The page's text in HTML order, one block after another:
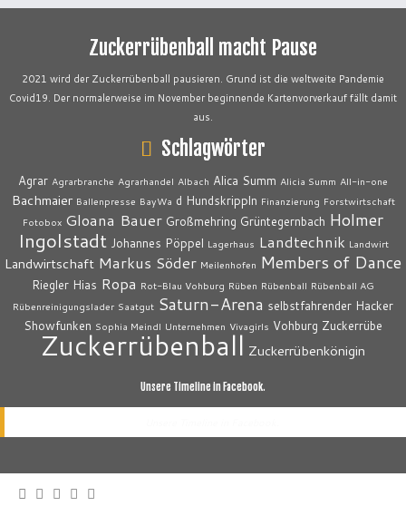
Zuckerrübenball macht Pause
2021 wird der Zuckerrübenball pausieren. Grund ist die weltweite Pandemie
Covid19. Der normalerweise im November beginnende Kartenvorverkauf fällt damit
aus.
Schlagwörter
Agrar Agrarbranche Agrarhandel Albach Alica Summ Alicia Summ All-in-one
Bachmaier Ballenpresse BayWa d Hundskrippln Finanzierung Forstwirtschaft
Fotobox Gloana Bauer Großmehring Grüntegernbach Holmer
Ingolstadt Johannes Pöppel Lagerhaus Landtechnik Landwirt
Landwirtschaft Markus Söder Meilenhofen Members of Dance
Riegler Hias Ropa Rot-Blau Vohburg Rüben Rübenball Rübenball AG
Rübenreinigungslader Saatgut Saturn-Arena selbstfahrender Hacker
Showfunken Sophia Meindl Unternehmen Vivagirls Vohburg Zuckerrübe
Zuckerrübenball Zuckerrübenkönigin
Unsere Timeline in Facebook.